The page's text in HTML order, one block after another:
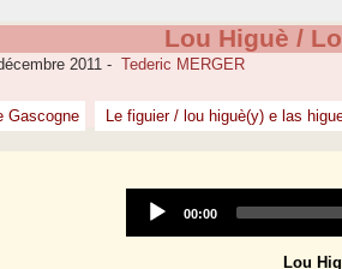
Lou Higuè /
2011 - Tederic MERGER
Gascogne Le figuier / lou higuè(y) e las
Current
00:00
Lou